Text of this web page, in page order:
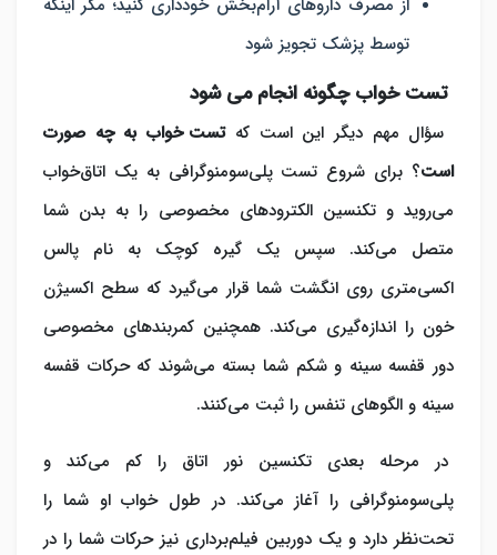
از مصرف داروهای آرام‌بخش خودداری کنید؛ مگر اینکه
توسط پزشک تجویز شود
تست خواب چگونه انجام می‌ شود
سؤال مهم دیگر این است کهتست خواب به چه صورت
است؟ برای شروع تست پلی‌سومنوگرافی به یک اتاق‌خواب
می‌روید و تکنسین الکترودهای مخصوصی را به بدن شما
متصل می‌کند. سپس یک گیره کوچک به نام پالس
اکسی‌متری روی انگشت شما قرار می‌گیرد که سطح اکسیژن
خون را اندازه‌گیری می‌کند. همچنین کمربندهای مخصوصی
دور قفسه سینه و شکم شما بسته می‌شوند که حرکات قفسه
سینه و الگوهای تنفس را ثبت می‌کنند.
در مرحله بعدی تکنسین نور اتاق را کم می‌کند و
پلی‌سومنوگرافی را آغاز می‌کند. در طول خواب او شما را
تحت‌نظر دارد و یک دوربین فیلم‌برداری نیز حرکات شما را در